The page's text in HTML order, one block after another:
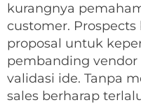
kurangnya
customer.
proposal untuk
pembanding
validasi ide. Tanpa
sales berharap